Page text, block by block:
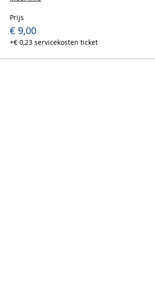
Prijs
€ 9,00
+€ 0,23 servicekosten ticket